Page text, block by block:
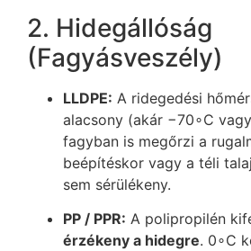
2. Hidegállóság
(Fagyásveszély)
LLDPE: A ridegedési
alacsony (akár −70∘C
fagyban is megőrzi a
beépítéskor vagy a téli
sem sérülékeny.
PP / PPR: A polipropilén
érzékeny a hidegre. 0∘C